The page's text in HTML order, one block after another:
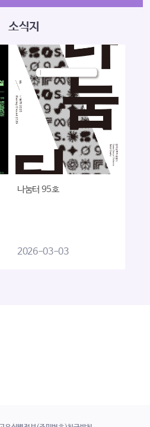
소식지
나눔터 95호
2026-03-03